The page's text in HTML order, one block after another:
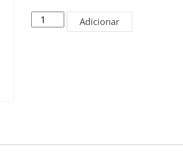
Quantidade
de
Adicionar